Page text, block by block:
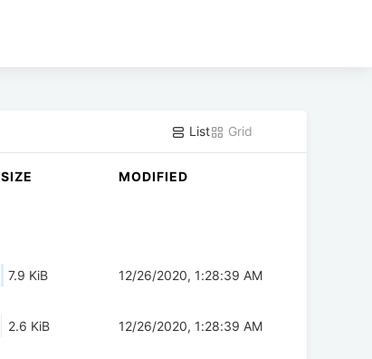
List Grid
SIZE MODIFIED
7.9 KiB 12/26/2020, 1:28:39 AM
2.6 KiB 12/26/2020, 1:28:39 AM